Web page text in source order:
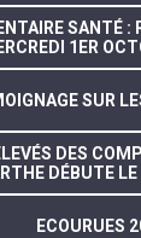
SANTÉ :
1ER
SUR
DES
DÉBUTE
ECOURUES